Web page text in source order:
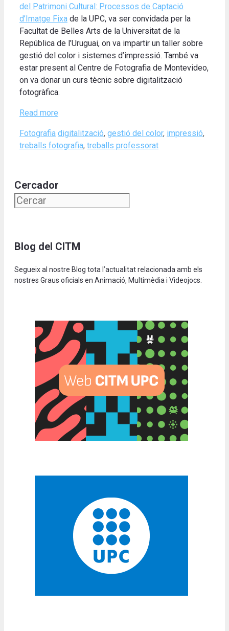
del Patrimoni Cultural: Processos de Captació
d’Imatge Fixa de la UPC, va ser convidada per la
Facultat de Belles Arts de la Universitat de la
República de l’Uruguai, on va impartir un taller sobre
gestió del color i sistemes d’impressió. També va
estar present al Centre de Fotografia de Montevideo,
on va donar un curs tècnic sobre digitalització
fotogràfica.
Read more
Categories
Fotografia Tags
digitalització, gestió del color, impressió,
treballs fotografia, treballs professorat
Cercador
Blog del CITM
Segueix al nostre Blog tota l’actualitat relacionada amb els
nostres Graus oficials en Animació, Multimèdia i Videojocs.